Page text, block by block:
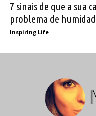
7 sinais de que a sua
problema de
Inspiring Life